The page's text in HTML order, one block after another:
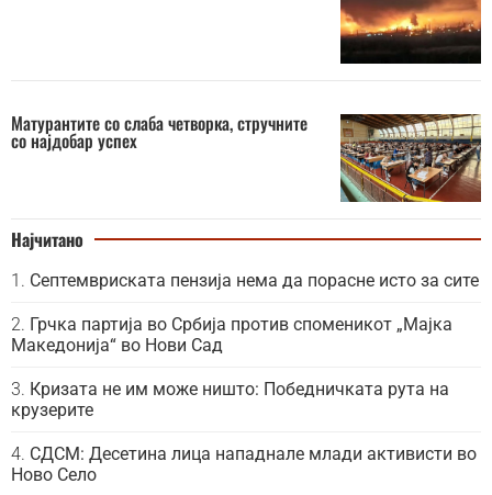
Матурантите со слаба четворка, стручните
со најдобар успех
Најчитано
Септемвриската пензија нема да порасне исто за сите
Грчка партија во Србија против споменикот „Мајка
Македонија“ во Нови Сад
Кризата не им може ништо: Победничката рута на
крузерите
СДСМ: Десетина лица нападнале млади активисти во
Ново Село